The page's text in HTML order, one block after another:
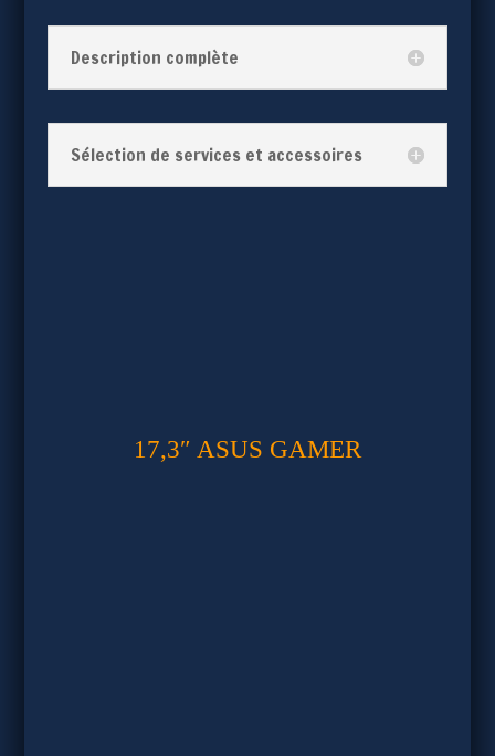
Description complète
Sélection de services et accessoires
17,3″ ASUS GAMER